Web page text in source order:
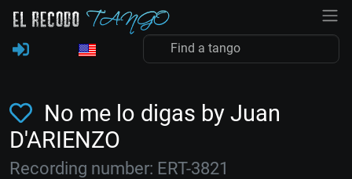
No me lo digas by Juan
D'ARIENZO
Recording number: ERT-3821